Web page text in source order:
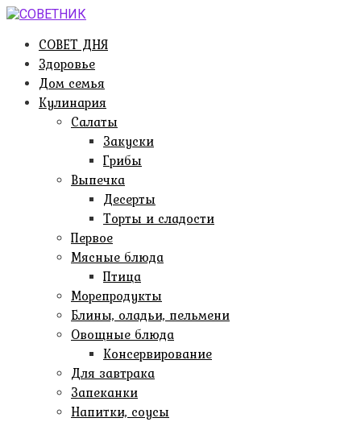
Перейти
контентуСОВЕТ ДНЯ
Здоровье
Дом семья
Кулинария
Салаты
Закуски
Грибы
Выпечка
Десерты
Торты и сладости
Первое
Мясные блюда
Птица
Морепродукты
Блины, оладьи, пельмени
Овощные блюда
Консервирование
Для завтрака
Запеканки
Напитки, соусы